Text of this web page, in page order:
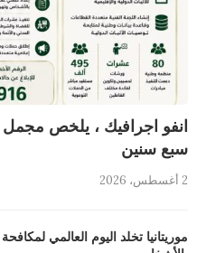
انفو اجرافيك ، يلخص مجمل
سبع سنين
2 أغسطس، 2026
موريتانيا تخلد اليوم العالمي لمكافحة